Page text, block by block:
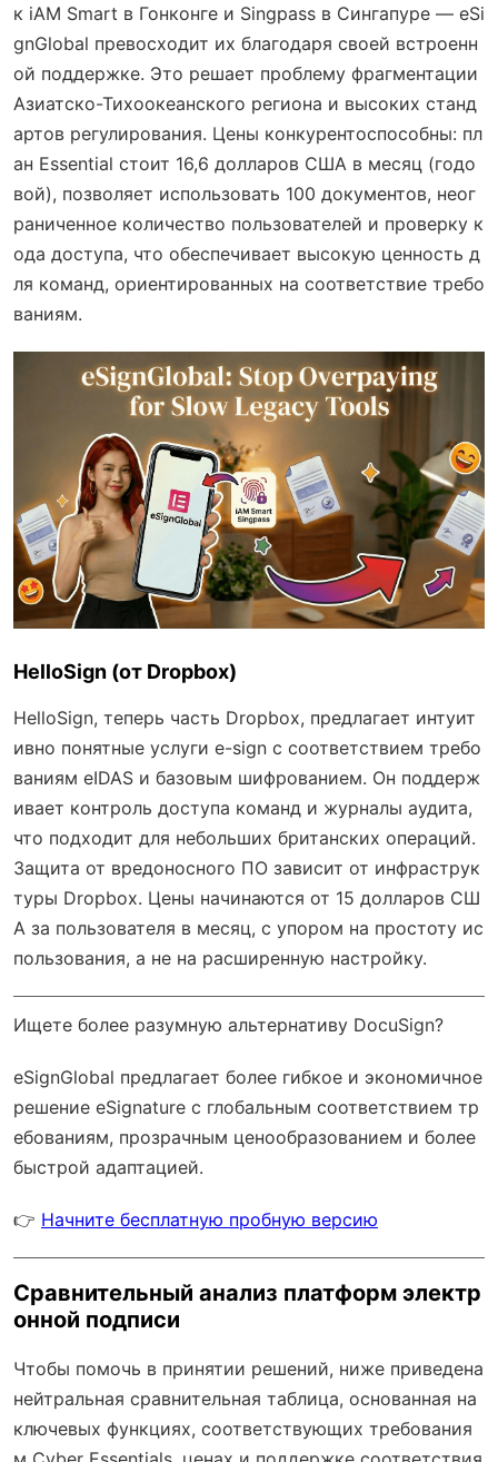
к iAM Smart в Гонконге и Singpass в Сингапуре — eSi
gnGlobal превосходит их благодаря своей встроенн
ой поддержке. Это решает проблему фрагментации
Азиатско-Тихоокеанского региона и высоких станд
артов регулирования. Цены конкурентоспособны: пл
ан Essential стоит 16,6 долларов США в месяц (годо
вой), позволяет использовать 100 документов, неог
раниченное количество пользователей и проверку к
ода доступа, что обеспечивает высокую ценность д
ля команд, ориентированных на соответствие требо
ваниям.
HelloSign (от Dropbox)
HelloSign, теперь часть Dropbox, предлагает интуит
ивно понятные услуги e-sign с соответствием требо
ваниям eIDAS и базовым шифрованием. Он поддерж
ивает контроль доступа команд и журналы аудита,
что подходит для небольших британских операций.
Защита от вредоносного ПО зависит от инфраструк
туры Dropbox. Цены начинаются от 15 долларов СШ
А за пользователя в месяц, с упором на простоту ис
пользования, а не на расширенную настройку.
Ищете более разумную альтернативу DocuSign?
eSignGlobal предлагает более гибкое и экономичное
решение eSignature с глобальным соответствием тр
ебованиям, прозрачным ценообразованием и более
быстрой адаптацией.
👉 Начните бесплатную пробную версию
Сравнительный анализ платформ электр
онной подписи
Чтобы помочь в принятии решений, ниже приведена
нейтральная сравнительная таблица, основанная на
ключевых функциях, соответствующих требования